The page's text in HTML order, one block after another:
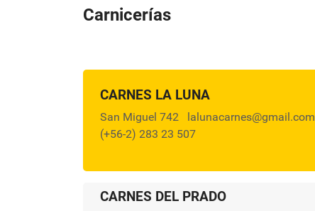
Carnicerías
CARNES LA LUNA
San Miguel 742
lalunacarnes@gmail.com
(+56-2) 283 23 507
CARNES DEL PRADO